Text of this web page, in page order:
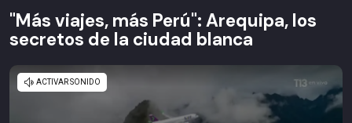
"Más viajes, más Perú": Arequipa, los
secretos de la ciudad blanca